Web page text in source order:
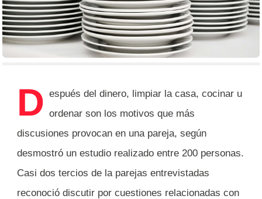
D espués del dinero, limpiar la casa, cocinar u
ordenar son los motivos que más
discusiones provocan en una pareja, según
desmostró un estudio realizado entre 200 personas.
Casi dos tercios de la parejas entrevistadas
reconoció discutir por cuestiones relacionadas con